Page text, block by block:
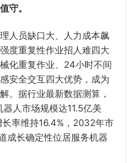
守。
人员缺口大、人力成本飙
度重复性作业招人难四大
化重复作业、24小时不间
安全交互四大优势，成为
。据行业最新数据测算，
人市场规模达11.5亿美
率维持16.4%，2032年市
成长确定性位居服务机器